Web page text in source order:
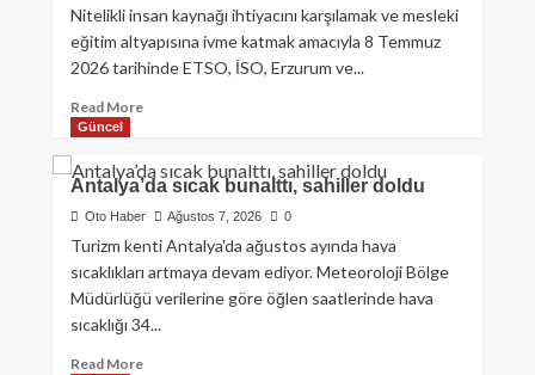
Nitelikli insan kaynağı ihtiyacını karşılamak ve mesleki
eğitim altyapısına ivme katmak amacıyla 8 Temmuz
2026 tarihinde ETSO, İSO, Erzurum ve...
Read More
Güncel
Antalya’da sıcak bunalttı, sahiller doldu
Oto Haber Ağustos 7, 2026 0
Turizm kenti Antalya'da ağustos ayında hava
sıcaklıkları artmaya devam ediyor. Meteoroloji Bölge
Müdürlüğü verilerine göre öğlen saatlerinde hava
sıcaklığı 34...
Read More